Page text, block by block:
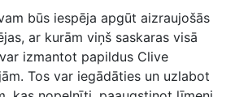
būs iespēja apgūt aizraujošās
ar kurām viņš saskaras visā
izmantot papildus Clive
Tos var iegādāties un uzlabot